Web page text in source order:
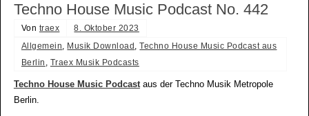
Techno House Music Podcast No. 442
Von traex
8. Oktober 2023
Allgemein, Musik Download ,Techno House Music Podcast aus
Berlin , Traex Musik Podcasts
Techno House Music Podcastaus der Techno Musik Metropole
Berlin.